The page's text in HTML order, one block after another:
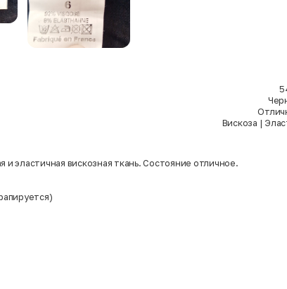
Вискоза |
и эластичная вискозная ткань. Состояние отличное.